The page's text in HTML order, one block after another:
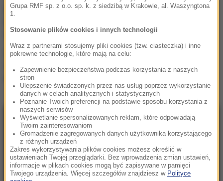
Żandarmeria Wojskowa
wojskowego śmigłowca
Trzy gole w Białymstoku.
Skromna zaliczka
Jagielloni przed rewanżem
w Glasgow
NAJNOWSZE
23:57
Były żołnierz USA przechodzi piekło w Rosji.
Waszyngton naciska na Moskwę
Grupa RMF sp. z o.o. sp. k. z siedzibą w Krakowie, al. Waszyngtona
1.
Stosowanie plików cookies i innych technologii
Wraz z partnerami stosujemy pliki cookies (tzw. ciasteczka) i inne
pokrewne technologie, które mają na celu:
Zapewnienie bezpieczeństwa podczas korzystania z naszych
stron
Ulepszenie świadczonych przez nas usług poprzez wykorzystanie
danych w celach analitycznych i statystycznych
Poznanie Twoich preferencji na podstawie sposobu korzystania z
naszych serwisów
Wyświetlanie spersonalizowanych reklam, które odpowiadają
Twoim zainteresowaniom
Gromadzenie zagregowanych danych użytkownika korzystającego
z różnych urządzeń
Zakres wykorzystywania plików cookies możesz określić w
ustawieniach Twojej przeglądarki. Bez wprowadzenia zmian ustawień,
informacje w plikach cookies mogą być zapisywane w pamięci
Twojego urządzenia. Więcej szczegółów znajdziesz w Polityce